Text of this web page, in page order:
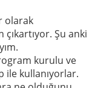
olarak
Şu anki
kurulu ve
ile kullanıyorlar.